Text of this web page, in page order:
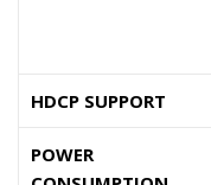
HDCP SUPPORT
POWER